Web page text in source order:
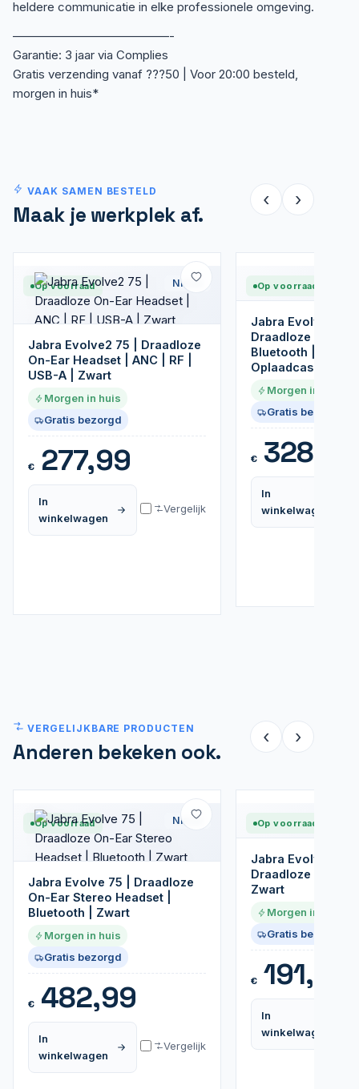
heldere communicatie in elke professionele omgeving.
—————————————-
Garantie: 3 jaar via Complies
Gratis verzending vanaf ???50 | Voor 20:00 besteld,
morgen in huis*
VAAK SAMEN BESTELD
Maak je werkplek af.
‹ ›
Op voorraad Nieuw
Jabra Evolve2 75 | Draadloze
On-Ear Headset | ANC | RF |
USB-A | Zwart
Morgen in huis
Gratis bezorgd
€277,99
In
winkelwagen
Vergelijk
Op voorraad
Jabra Evolve2
Draadloze In-ear
Bluetooth | USB-C
Oplaadcase |
Morgen in huis
Gratis bezorgd
€328,99
In
winkelwagen
VERGELIJKBARE PRODUCTEN
Anderen bekeken ook.
‹ ›
Op voorraad Nieuw
Jabra Evolve 75 | Draadloze
On-Ear Stereo Headset |
Bluetooth | Zwart
Morgen in huis
Gratis bezorgd
€482,99
In
winkelwagen
Vergelijk
Op voorraad
Jabra Evolve2
Draadloze On-
Zwart
Morgen in huis
Gratis bezorgd
€191,99
In
winkelwagen